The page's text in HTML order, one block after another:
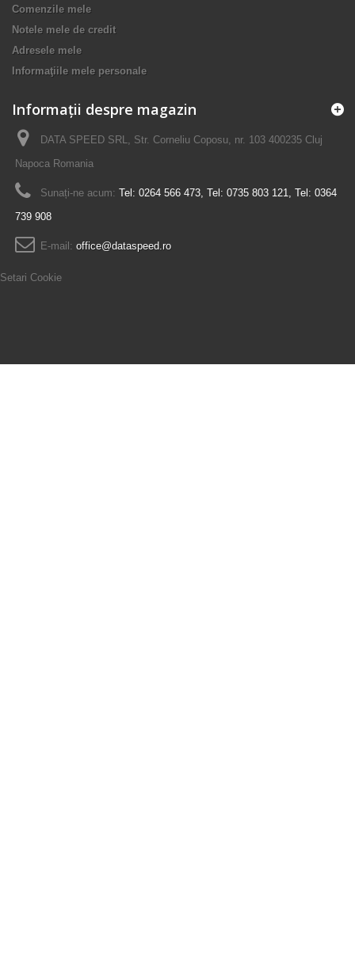
Comenzile mele
Notele mele de credit
Adresele mele
Informaţiile mele personale
Informații despre magazin
DATA SPEED SRL, Str. Corneliu Coposu, nr. 103 400235 Cluj
Napoca Romania
Sunați-ne acum: Tel: 0264 566 473, Tel: 0735 803 121, Tel: 0364
739 908
E-mail: office@dataspeed.ro
Setari Cookie